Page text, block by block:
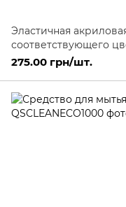
Эластичная
соответствующего
275.00 грн/шт.